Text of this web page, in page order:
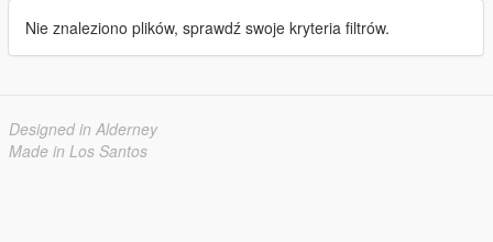
Nie znaleziono plików, sprawdź swoje kryteria filtrów.
Designed in Alderney
Made in Los Santos